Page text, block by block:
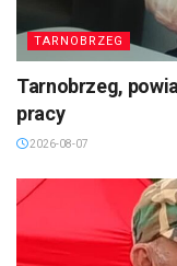
TARNOBRZEG
Tarnobrzeg,
pracy
2026-08-07